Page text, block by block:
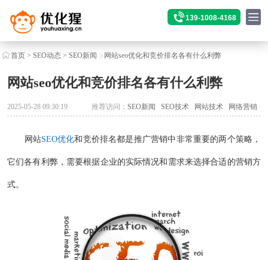
139-1008-4168
首页> SEO动态> SEO新闻 网站seo优化和竞价排名各有什么利弊
网站seo优化和竞价排名各有什么利弊
2025-05-28 09:30:19 推荐访问：SEO新闻 SEO技术 网站技术 网络营销
网站SEO优化和竞价排名都是推广营销中非常重要的两个策略，
它们各有利弊，需要根据企业的实际情况和需求来选择合适的营销方
式。